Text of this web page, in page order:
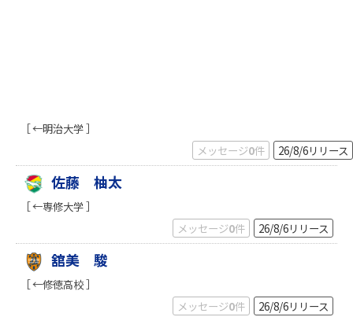
［ ←明治大学 ］
メッセージ0件 26/8/6リリース
佐藤 柚太
［ ←専修大学 ］
メッセージ0件 26/8/6リリース
舘美 駿
［ ←修徳高校 ］
メッセージ0件 26/8/6リリース